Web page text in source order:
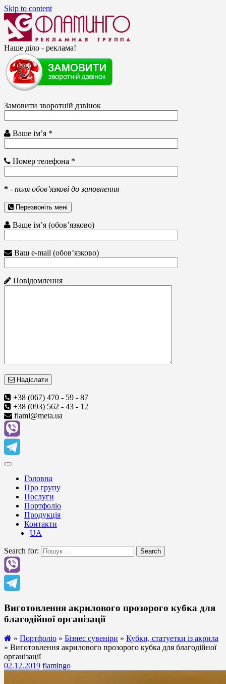
Skip to content
Наше діло - реклама!
Замовити зворотній дзвінок
Ваше ім’я *
Номер телефона *
* - поля обов’язкові до заповнення
Перезвоніть мені
Ваше ім’я (обов’язково)
Ваш e-mail (обов’язково)
Повідомлення
Надіслати
+38 (067) 470 - 59 - 87
+38 (093) 562 - 43 - 12
flami@meta.ua
Головна
Про групу
Послуги
Портфоліо
Продукція
Контакти
UA
Search for: Search
Виготовлення акрилового прозорого кубка для
благодійної організації
» Портфоліо » Бізнес сувеніри » Кубки, статуетки із акрила
» Виготовлення акрилового прозорого кубка для благодійної
організації
02.12.2019 flamingo